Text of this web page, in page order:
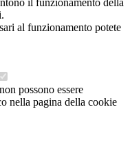
il funzionamento della
al funzionamento potete
possono essere
nella pagina della cookie